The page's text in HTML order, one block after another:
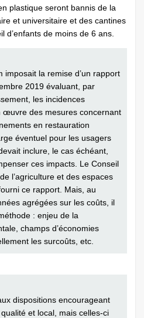
plastique seront bannis de la
et universitaire et des cantines
d’enfants de moins de 6 ans.
imposait la remise d’un rapport
2019 évaluant, par
les incidences
œuvre des mesures concernant
en restauration
éventuel pour les usagers
inclure, le cas échéant,
ces impacts. Le Conseil
l’agriculture et des espaces
ce rapport. Mais, au
agrégées sur les coûts, il
: enjeu de la
champs d’économies
les surcoûts, etc.
dispositions encourageant
et local, mais celles-ci